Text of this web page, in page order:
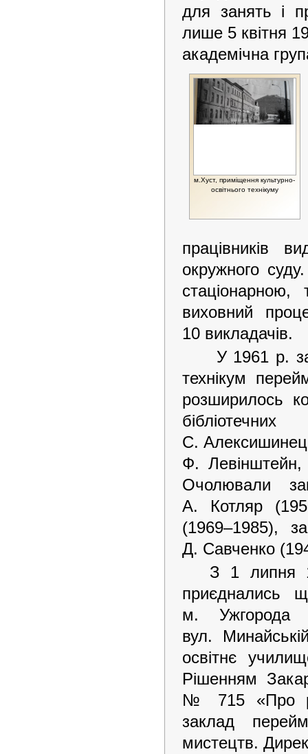
для занять і
лише 5 квітня
академічна
м.Хуст, приміщення культурно-
освітнього технікуму
працівників
окружного
виховний
10 викладачів.
У 1961 р.
технікум
розширилось
С.
Ф.
Очолювали
А. Котляр
(1969–1985),
Д. Савченко
З 1 липня
приєднались
м. Ужгорода
вул.
освітнє
Рішенням
№ 715 «Про
заклад
мистецтв.